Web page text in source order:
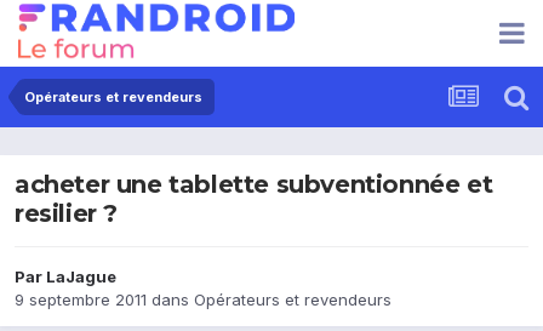
Opérateurs et revendeurs
acheter une tablette subventionnée et
resilier ?
Par LaJague
9 septembre 2011 dans Opérateurs et revendeurs